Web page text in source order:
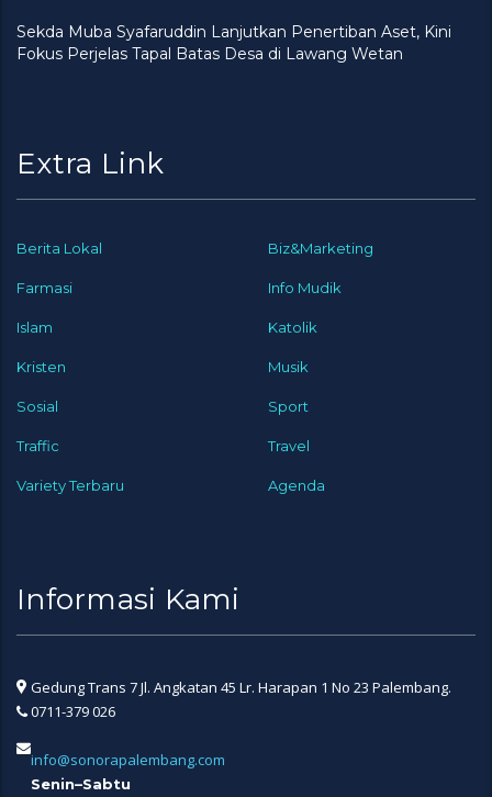
Sekda Muba Syafaruddin Lanjutkan Penertiban Aset, Kini
Fokus Perjelas Tapal Batas Desa di Lawang Wetan
Extra Link
Berita Lokal Biz&Marketing
Farmasi Info Mudik
Islam Katolik
Kristen Musik
Sosial Sport
Traffic Travel
Variety Terbaru Agenda
Informasi Kami
Gedung Trans 7 Jl. Angkatan 45 Lr. Harapan 1 No 23 Palembang.
0711-379 026
info@sonorapalembang.com
Senin–Sabtu